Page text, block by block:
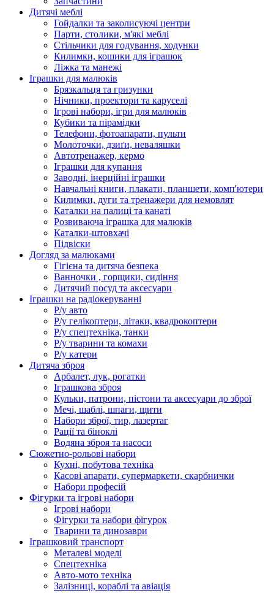
Дитячі меблі
Гойдалки та заколисуючі центри
Парти, столики, м'які меблі
Стільчики для годування, ходунки
Килимки, кошики для іграшок
Ліжка та манежі
Іграшки для малюків
Брязкальця та гризунки
Нічники, проектори та каруселі
Ігрові набори, ігри для малюків
Кубики та пірамідки
Телефони, фотоапарати, пульти
Молоточки, дзиґи, неваляшки
Автотренажер, кермо
Іграшки для купання
Заводні, інерційні іграшки
Навчальні книги, плакати, планшети, комп'ютери
Килимки, дуги та тренажери для немовлят
Каталки на палиці та канаті
Розвиваюча іграшка для малюків
Каталки-штовхачі
Підвіски
Догляд за малюками
Гігієна та дитяча безпека
Ванночки , горщики, сидіння
Дитячий посуд та аксесуари
Іграшки на радіокеруванні
Р/у авто
Р/у гелікоптери, літаки, квадрокоптери
Р/у спецтехніка, танки
Р/у тварини та комахи
Р/у катери
Дитяча зброя
Арбалет, лук, рогатки
Іграшкова зброя
Кульки, патрони, пістони та аксесуари до зброї
Мечі, шаблі, шпаги, щити
Набори зброї, тир, лазертаг
Рації та біноклі
Водяна зброя та насоси
Сюжетно-рольові набори
Кухні, побутова техніка
Касові апарати, супермаркети, скарбнички
Набори професій
Фігурки та ігрові набори
Ігрові набори
Фігурки та набори фігурок
Тварини та динозаври
Іграшковий транспорт
Металеві моделі
Спецтехніка
Авто-мото техніка
Залізниці, кораблі та авіація